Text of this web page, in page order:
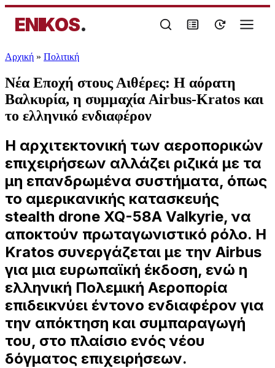
ENIKOS.
Αρχική » Πολιτική
Νέα Εποχή στους Αιθέρες: Η αόρατη
Βαλκυρία, η συμμαχία Airbus-Kratos και
το ελληνικό ενδιαφέρον
Η αρχιτεκτονική των αεροπορικών
επιχειρήσεων αλλάζει ριζικά με τα
μη επανδρωμένα συστήματα, όπως
το αμερικανικής κατασκευής
stealth drone XQ-58A Valkyrie, να
αποκτούν πρωταγωνιστικό ρόλο. Η
Kratos συνεργάζεται με την Airbus
για μια ευρωπαϊκή έκδοση, ενώ η
ελληνική Πολεμική Αεροπορία
επιδεικνύει έντονο ενδιαφέρον για
την απόκτηση και συμπαραγωγή
του, στο πλαίσιο ενός νέου
δόγματος επιχειρήσεων.